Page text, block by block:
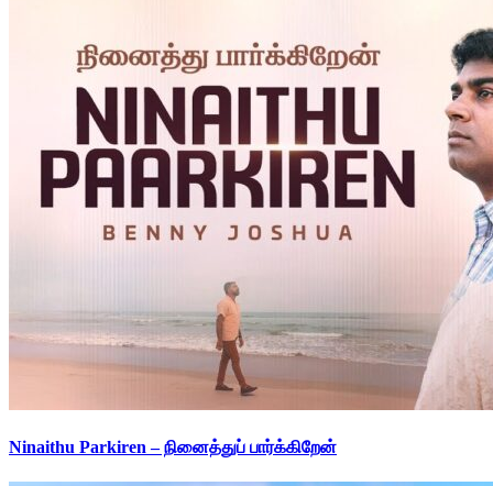
Ninaithu Parkiren – நினைத்துப் பார்க்கிறேன்